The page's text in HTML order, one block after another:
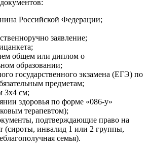
Российской Федерации;
заявление;
общем или диплом о
образовании;
государственного экзамена (ЕГЭ) по
предметам;
3х4 см;
здоровья по форме «086-у»
терапевтом);
подтверждающие право на
(сироты, инвалид 1 или 2 группы,
семья).